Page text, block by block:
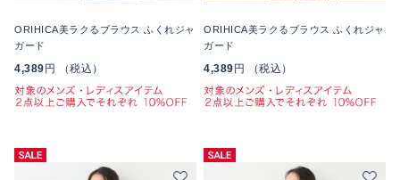
ORIHICA美ラクるブラウス ふくれジャ
ガード
4,389円 （税込）
ORIHICA美ラクるブラウス ふくれジャ
ガード
4,389円 （税込）